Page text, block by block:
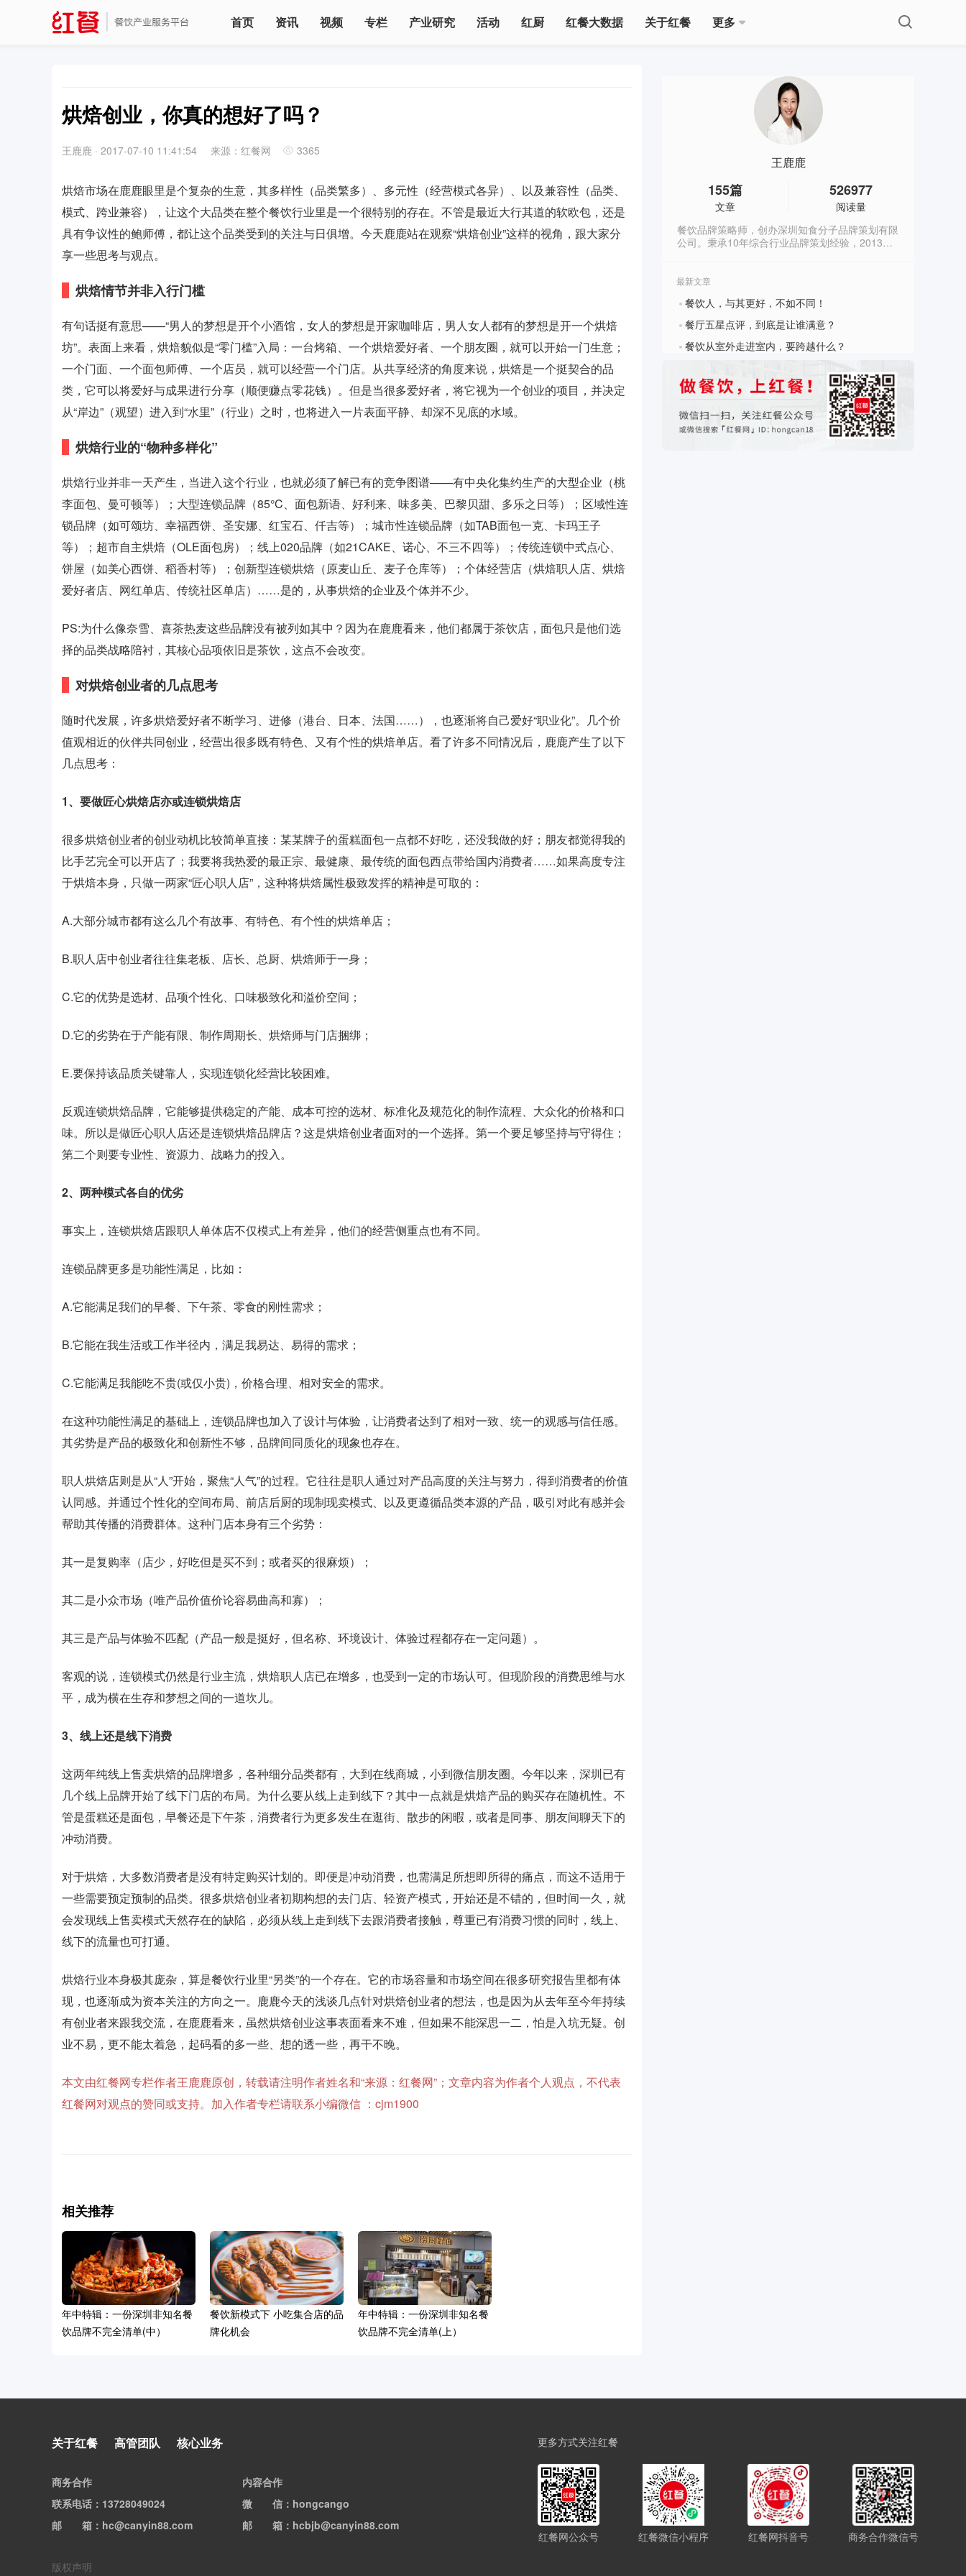
首页 资讯 视频 专栏 产业研究 活动 红厨 红餐大数据 关于红餐 更多
烘焙创业，你真的想好了吗？
王鹿鹿 · 2017-07-10 11:41:54 来源：红餐网 3365
烘焙市场在鹿鹿眼里是个复杂的生意，其多样性（品类繁多）、多元性（经营模式各异）、以及兼容性（品类、
模式、跨业兼容），让这个大品类在整个餐饮行业里是一个很特别的存在。不管是最近大行其道的软欧包，还是
具有争议性的鲍师傅，都让这个品类受到的关注与日俱增。今天鹿鹿站在观察“烘焙创业”这样的视角，跟大家分
享一些思考与观点。
烘焙情节并非入行门槛
有句话挺有意思——“男人的梦想是开个小酒馆，女人的梦想是开家咖啡店，男人女人都有的梦想是开一个烘焙
坊”。表面上来看，烘焙貌似是“零门槛”入局：一台烤箱、一个烘焙爱好者、一个朋友圈，就可以开始一门生意；
一个门面、一个面包师傅、一个店员，就可以经营一个门店。从共享经济的角度来说，烘焙是一个挺契合的品
类，它可以将爱好与成果进行分享（顺便赚点零花钱）。但是当很多爱好者，将它视为一个创业的项目，并决定
从“岸边”（观望）进入到“水里”（行业）之时，也将进入一片表面平静、却深不见底的水域。
烘焙行业的“物种多样化”
烘焙行业并非一天产生，当进入这个行业，也就必须了解已有的竞争图谱——有中央化集约生产的大型企业（桃
李面包、曼可顿等）；大型连锁品牌（85°C、面包新语、好利来、味多美、巴黎贝甜、多乐之日等）；区域性连
锁品牌（如可颂坊、幸福西饼、圣安娜、红宝石、仟吉等）；城市性连锁品牌（如TAB面包一克、卡玛王子
等）；超市自主烘焙（OLE面包房）；线上020品牌（如21CAKE、诺心、不三不四等）；传统连锁中式点心、
饼屋（如美心西饼、稻香村等）；创新型连锁烘焙（原麦山丘、麦子仓库等）；个体经营店（烘焙职人店、烘焙
爱好者店、网红单店、传统社区单店）……是的，从事烘焙的企业及个体并不少。
PS:为什么像奈雪、喜茶热麦这些品牌没有被列如其中？因为在鹿鹿看来，他们都属于茶饮店，面包只是他们选
择的品类战略陪衬，其核心品项依旧是茶饮，这点不会改变。
对烘焙创业者的几点思考
随时代发展，许多烘焙爱好者不断学习、进修（港台、日本、法国……），也逐渐将自己爱好“职业化”。几个价
值观相近的伙伴共同创业，经营出很多既有特色、又有个性的烘焙单店。看了许多不同情况后，鹿鹿产生了以下
几点思考：
1、要做匠心烘焙店亦或连锁烘焙店
很多烘焙创业者的创业动机比较简单直接：某某牌子的蛋糕面包一点都不好吃，还没我做的好；朋友都觉得我的
比手艺完全可以开店了；我要将我热爱的最正宗、最健康、最传统的面包西点带给国内消费者……如果高度专注
于烘焙本身，只做一两家“匠心职人店”，这种将烘焙属性极致发挥的精神是可取的：
A.大部分城市都有这么几个有故事、有特色、有个性的烘焙单店；
B.职人店中创业者往往集老板、店长、总厨、烘焙师于一身；
C.它的优势是选材、品项个性化、口味极致化和溢价空间；
D.它的劣势在于产能有限、制作周期长、烘焙师与门店捆绑；
E.要保持该品质关键靠人，实现连锁化经营比较困难。
反观连锁烘焙品牌，它能够提供稳定的产能、成本可控的选材、标准化及规范化的制作流程、大众化的价格和口
味。所以是做匠心职人店还是连锁烘焙品牌店？这是烘焙创业者面对的一个选择。第一个要足够坚持与守得住；
第二个则要专业性、资源力、战略力的投入。
2、两种模式各自的优劣
事实上，连锁烘焙店跟职人单体店不仅模式上有差异，他们的经营侧重点也有不同。
连锁品牌更多是功能性满足，比如：
A.它能满足我们的早餐、下午茶、零食的刚性需求；
B.它能在我生活或工作半径内，满足我易达、易得的需求；
C.它能满足我能吃不贵(或仅小贵)，价格合理、相对安全的需求。
在这种功能性满足的基础上，连锁品牌也加入了设计与体验，让消费者达到了相对一致、统一的观感与信任感。
其劣势是产品的极致化和创新性不够，品牌间同质化的现象也存在。
职人烘焙店则是从“人”开始，聚焦“人气”的过程。它往往是职人通过对产品高度的关注与努力，得到消费者的价值
认同感。并通过个性化的空间布局、前店后厨的现制现卖模式、以及更遵循品类本源的产品，吸引对此有感并会
帮助其传播的消费群体。这种门店本身有三个劣势：
其一是复购率（店少，好吃但是买不到；或者买的很麻烦）；
其二是小众市场（唯产品价值价论容易曲高和寡）；
其三是产品与体验不匹配（产品一般是挺好，但名称、环境设计、体验过程都存在一定问题）。
客观的说，连锁模式仍然是行业主流，烘焙职人店已在增多，也受到一定的市场认可。但现阶段的消费思维与水
平，成为横在生存和梦想之间的一道坎儿。
3、线上还是线下消费
这两年纯线上售卖烘焙的品牌增多，各种细分品类都有，大到在线商城，小到微信朋友圈。今年以来，深圳已有
几个线上品牌开始了线下门店的布局。为什么要从线上走到线下？其中一点就是烘焙产品的购买存在随机性。不
管是蛋糕还是面包，早餐还是下午茶，消费者行为更多发生在逛街、散步的闲暇，或者是同事、朋友间聊天下的
冲动消费。
对于烘焙，大多数消费者是没有特定购买计划的。即便是冲动消费，也需满足所想即所得的痛点，而这不适用于
一些需要预定预制的品类。很多烘焙创业者初期构想的去门店、轻资产模式，开始还是不错的，但时间一久，就
会发现线上售卖模式天然存在的缺陷，必须从线上走到线下去跟消费者接触，尊重已有消费习惯的同时，线上、
线下的流量也可打通。
烘焙行业本身极其庞杂，算是餐饮行业里“另类”的一个存在。它的市场容量和市场空间在很多研究报告里都有体
现，也逐渐成为资本关注的方向之一。鹿鹿今天的浅谈几点针对烘焙创业者的想法，也是因为从去年至今年持续
有创业者来跟我交流，在鹿鹿看来，虽然烘焙创业这事表面看来不难，但如果不能深思一二，怕是入坑无疑。创
业不易，更不能太着急，起码看的多一些、想的透一些，再干不晚。
本文由红餐网专栏作者王鹿鹿原创，转载请注明作者姓名和“来源：红餐网”；文章内容为作者个人观点，不代表
红餐网对观点的赞同或支持。加入作者专栏请联系小编微信 ：cjm1900
相关推荐
年中特辑：一份深圳非知名餐
饮品牌不完全清单(中）
餐饮新模式下 小吃集合店的品
牌化机会
年中特辑：一份深圳非知名餐
饮品牌不完全清单(上）
之道
王鹿鹿
155篇
文章
526977
阅读量
餐饮品牌策略师，创办深圳知食分子品牌策划有限
公司。秉承10年综合行业品牌策划经验，2013年
饮大白话（canyindabaihua）。
最新文章
? 餐饮人，与其更好，不如不同！
? 餐厅五星点评，到底是让谁满意？
? 餐饮从室外走进室内，要跨越什么？
关于红餐 高管团队 核心业务
商务合作
联系电话 ：13728049024
邮箱：hc@canyin88.com
内容合作
微信：hongcango
邮箱：hcbjb@canyin88.com
更多方式关注红餐
红餐网公众号 红餐微信小程序 红餐网抖音号 商务合作微信号
版权声明